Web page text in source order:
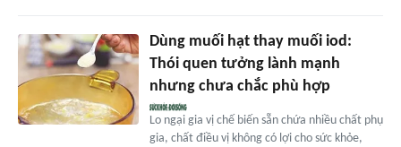
Dùng muối hạt thay muối iod:
Thói quen tưởng lành mạnh
nhưng chưa chắc phù hợp
Lo ngại gia vị chế biến sẵn chứa nhiều chất phụ
gia, chất điều vị không có lợi cho sức khỏe,